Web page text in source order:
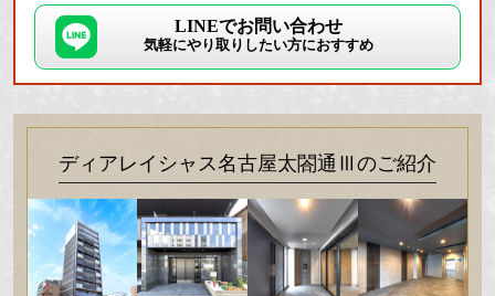
LINEでお問い合わせ
気軽にやり取りしたい方におすすめ
ディアレイシャス名古屋太閤通Ⅲのご紹介